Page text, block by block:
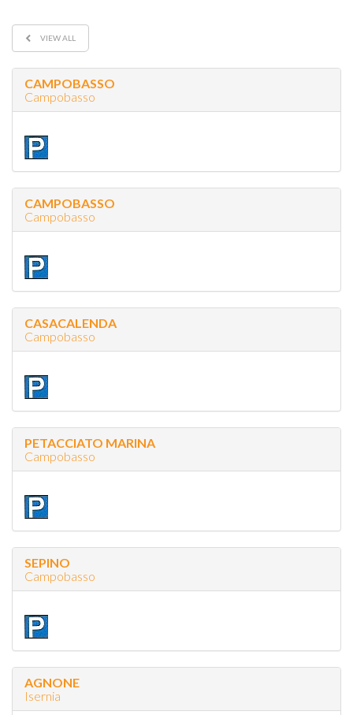
VIEW ALL
CAMPOBASSO
Campobasso
CAMPOBASSO
Campobasso
CASACALENDA
Campobasso
PETACCIATO MARINA
Campobasso
SEPINO
Campobasso
AGNONE
Isernia